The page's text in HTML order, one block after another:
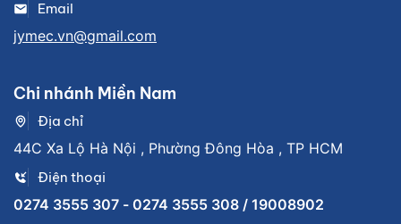
Email
jymec.vn@gmail.com
Chi nhánh Miền Nam
Địa chỉ
44C Xa Lộ Hà Nội , Phường Đông Hòa , TP HCM
Điện thoại
0274 3555 307 - 0274 3555 308 / 19008902